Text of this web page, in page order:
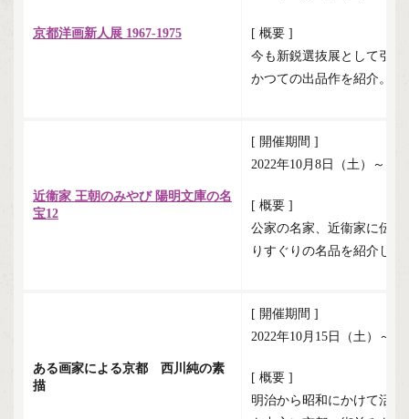
京都洋画新人展 1967-1975
[ 概要 ]
今も新鋭選抜展として引き
かつての出品作を紹介。
近衞家 王朝のみやび 陽明文庫の名
宝12
[ 開催期間 ]
2022年10月8日（土）～12
[ 概要 ]
公家の名家、近衞家に伝
りすぐりの名品を紹介しま
ある画家による京都 西川純の素
描
[ 開催期間 ]
2022年10月15日（土）～
[ 概要 ]
明治から昭和にかけて活